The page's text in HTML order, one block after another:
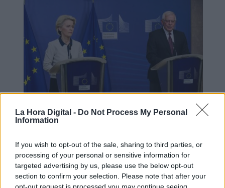
La Hora Digital - Do Not Process My Personal
Information
If you wish to opt-out of the sale, sharing to third parties, or
processing of your personal or sensitive information for
targeted advertising by us, please use the below opt-out
section to confirm your selection. Please note that after your
Condena unánime de la comunidad
Ucrania